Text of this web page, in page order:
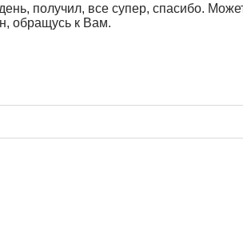
получил, все супер, спасибо.
обращусь к Вам.